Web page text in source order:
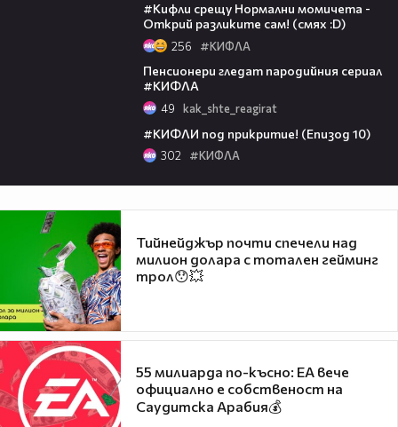
#Кифли срещу Нормални момичета -
Открий разликите сам! (смях :D)
256 #КИФЛА
Пенсионери гледат пародийния сериал
#КИФЛА
49 kak_shte_reagirat
#КИФЛИ под прикритие! (Епизод 10)
302 #КИФЛА
Тийнейджър почти спечели над
милион долара с тотален гейминг
трол😯💥
55 милиарда по-късно: EA вече
официално е собственост на
Саудитска Арабия💰